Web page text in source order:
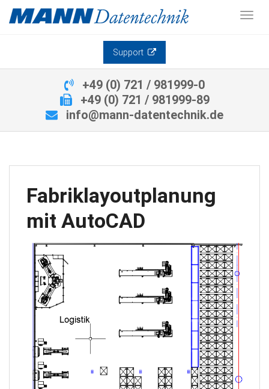
Support
+49 (0) 721 / 981999-0
+49 (0) 721 / 981999-89
info@mann-datentechnik.de
Fabriklayoutplanung
mit AutoCAD